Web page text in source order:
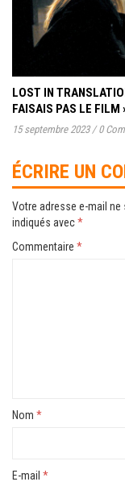
LOST IN
FAISAIS PAS LE FILM
15 septembre 2023 / 0
ÉCRIRE UN
Votre adresse e-mail ne
indiqués avec*
Commentaire *
Nom *
E-mail *